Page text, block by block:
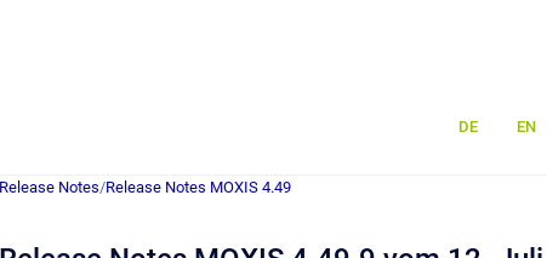
DE EN
Release Notes/Release Notes MOXIS 4.49